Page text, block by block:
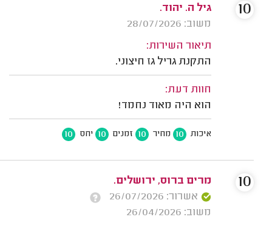
גיל ה. יהוד.
משוב: 28/07/2026
תיאור השירות:
התקנת גריל גז חיצוני.
חוות דעת:
הוא היה מאוד נחמד!
איכות 10 מחיר 10 זמנים 10 יחס 10
10
מרים ברוס, ירושלים.
אשרור: 26/07/2026
משוב: 26/04/2026
10